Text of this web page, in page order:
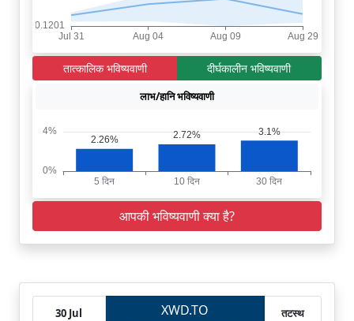
तात्कालिक भविष्यवाणी दीर्घकालीन भविष्यवाणी
लाभ/हानि भविष्यवाणी
आपकी भविष्यवाणी क्या है?
30 Jul
XWD.TO तटस्थ